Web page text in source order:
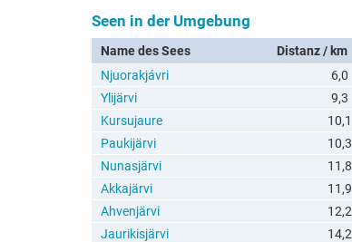
Seen in der Umgebung
Name des Sees Distanz / km
Njuorakjávri
6,0
Ylijärvi
9,3
Kursujaure
10,1
Paukijärvi
10,3
Nunasjärvi
11,8
Akkajärvi
11,9
Ahvenjärvi
12,2
Jaurikisjärvi
14,2